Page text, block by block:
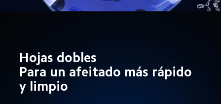
Hojas dobles
Para un afeitado más rápido
y limpio